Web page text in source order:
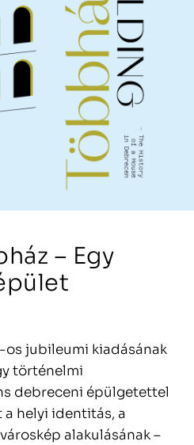
– Egy
jubileumi kiadásának
történelmi
debreceni épülgetettel
helyi identitás, a
alakulásának –